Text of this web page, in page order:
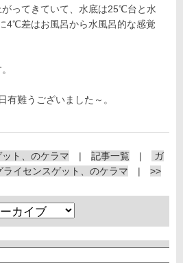
ってきていて、水底は25℃台と水
4℃差はお風呂から水風呂的な感覚
有難うございました～。
ト、のケラマ | 記事一覧 |
ガ
イセンスゲット、のケラマ | >>